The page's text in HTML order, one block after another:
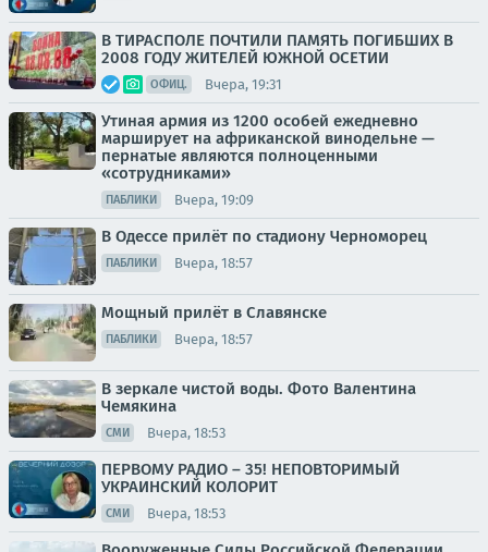
В ТИРАСПОЛЕ ПОЧТИЛИ ПАМЯТЬ ПОГИБШИХ В
2008 ГОДУ ЖИТЕЛЕЙ ЮЖНОЙ ОСЕТИИ
ОФИЦ. Вчера, 19:31
Утиная армия из 1200 особей ежедневно
марширует на африканской винодельне —
пернатые являются полноценными
«сотрудниками»
ПАБЛИКИ Вчера, 19:09
В Одессе прилёт по стадиону Черноморец
ПАБЛИКИ Вчера, 18:57
Мощный прилёт в Славянске
ПАБЛИКИ Вчера, 18:57
В зеркале чистой воды. Фото Валентина
Чемякина
СМИ Вчера, 18:53
ПЕРВОМУ РАДИО – 35! НЕПОВТОРИМЫЙ
УКРАИНСКИЙ КОЛОРИТ
СМИ Вчера, 18:53